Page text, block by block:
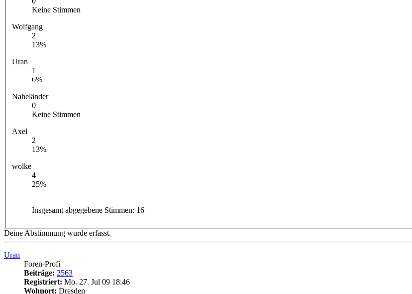
Keine Stimmen
Wolfgang
2
13%
Uran
1
6%
Naheländer
0
Keine Stimmen
Axel
2
13%
wolke
4
25%
Insgesamt abgegebene Stimmen: 16
Deine Abstimmung wurde erfasst.
Uran
Foren-Profi
Beiträge: 2563
Registriert: Mo. 27. Jul 09 18:46
Wohnort: Dresden